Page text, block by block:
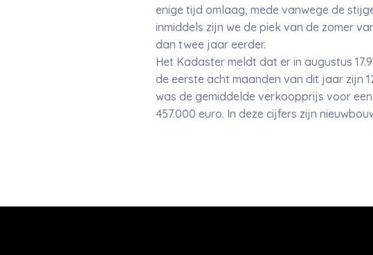
enige tijd omlaag, mede vanwege de
inmiddels zijn we de piek van de zomer
dan twee jaar eerder.
Het Kadaster meldt dat er in augustus
de eerste acht maanden van dit jaar zijn
was de gemiddelde verkoopprijs voor
457.000 euro. In deze cijfers zijn